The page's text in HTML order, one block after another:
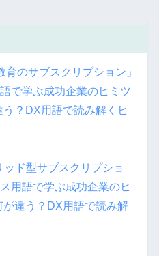
のサブスクリプション」
で学ぶ成功企業のヒミツ
？DX用語で読み解くヒ
ド型サブスクリプショ
用語で学ぶ成功企業のヒ
が違う？DX用語で読み解